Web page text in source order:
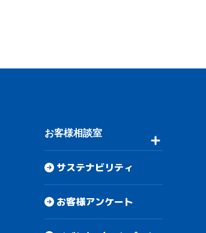
お客様相談室
サステナビリティ
お客様アンケート